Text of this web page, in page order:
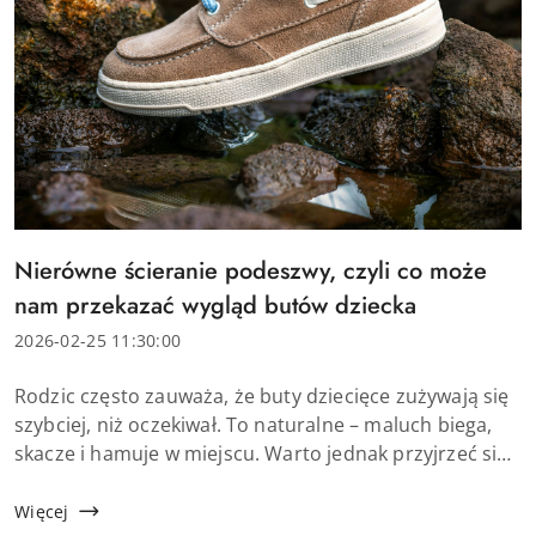
Tytuł
artykułu:
Nierówne ścieranie podeszwy, czyli co może
nam przekazać wygląd butów dziecka
Data
2026-02-25 11:30:00
Treść
artykułu:
Rodzic często zauważa, że buty dziecięce zużywają się
szybciej, niż oczekiwał. To naturalne – maluch biega,
skacze i hamuje w miejscu. Warto jednak przyjrzeć się
Nierówne ścieranie podeszwy n...
Więcej